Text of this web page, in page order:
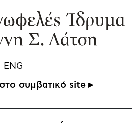
ENG
συμβατικό site ▸